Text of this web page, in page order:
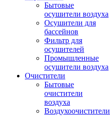
Бытовые
осушители воздуха
Осушители для
бассейнов
Фильтр для
осушителей
Промышленные
осушители воздуха
Очистители
Бытовые
очистители
воздуха
Воздухоочистители